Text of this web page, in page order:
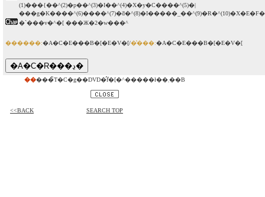
(1)���{��^(2)�p��^(3)�I��^(4)�X�y�C����^(5)�|
�`���v�^�[ ���Ж�2�w���^
������:�A�C�E���B�[�E�V�[/�̔���:�A�C�E���B�[�E�V�[
�� ���̃T�C�g��DVD�̂݃f�[�^�����ł��܂��B
<<BACK SEARCH TOP